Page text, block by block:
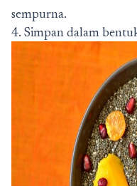
sempurna.
4. Simpan dalam